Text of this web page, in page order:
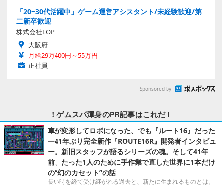
「20~30代活躍中」ゲーム運営アシスタント/未経験歓迎/第
二新卒歓迎
株式会社LOP
大阪府
月給29万400円～55万円
正社員
Sponsored by
！ゲムスパ渾身のPR記事はこれだ！
車が変形してロボになった、でも『ルート16』だった
―41年ぶり完全新作『ROUTE16R』開発者インタビュ
ー。新旧スタッフが語るシリーズの魂。そして41年
前、たった1人のために手作業で直した世界に1本だけ
の“幻のカセット”の話
長い時を経て受け継がれる過去と、新たに生まれるものとは。